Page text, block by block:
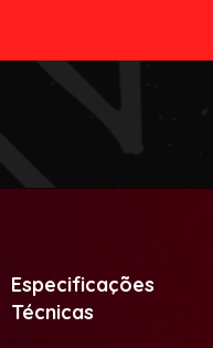
Especificações
Técnicas